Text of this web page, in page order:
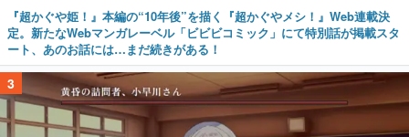
『超かぐや姫！』本編の“10年後”を描く『超かぐやメシ！』Web連載決
定。新たなWebマンガレーベル「ビビビコミック」にて特別話が掲載スタ
ート、あのお話には…まだ続きがある！
3